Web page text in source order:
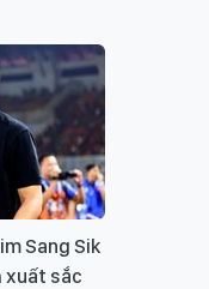
Sang Sik
xuất sắc